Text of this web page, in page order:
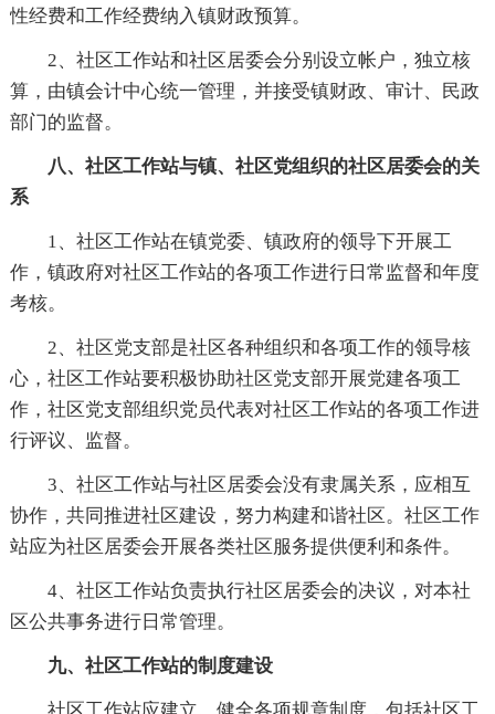
性经费和工作经费纳入镇财政预算。
2、社区工作站和社区居委会分别设立帐户，独立核
算，由镇会计中心统一管理，并接受镇财政、审计、民政
部门的监督。
八、社区工作站与镇、社区党组织的社区居委会的关
系
1、社区工作站在镇党委、镇政府的领导下开展工
作，镇政府对社区工作站的各项工作进行日常监督和年度
考核。
2、社区党支部是社区各种组织和各项工作的领导核
心，社区工作站要积极协助社区党支部开展党建各项工
作，社区党支部组织党员代表对社区工作站的各项工作进
行评议、监督。
3、社区工作站与社区居委会没有隶属关系，应相互
协作，共同推进社区建设，努力构建和谐社区。社区工作
站应为社区居委会开展各类社区服务提供便利和条件。
4、社区工作站负责执行社区居委会的决议，对本社
区公共事务进行日常管理。
九、社区工作站的制度建设
社区工作站应建立、健全各项规章制度，包括社区工